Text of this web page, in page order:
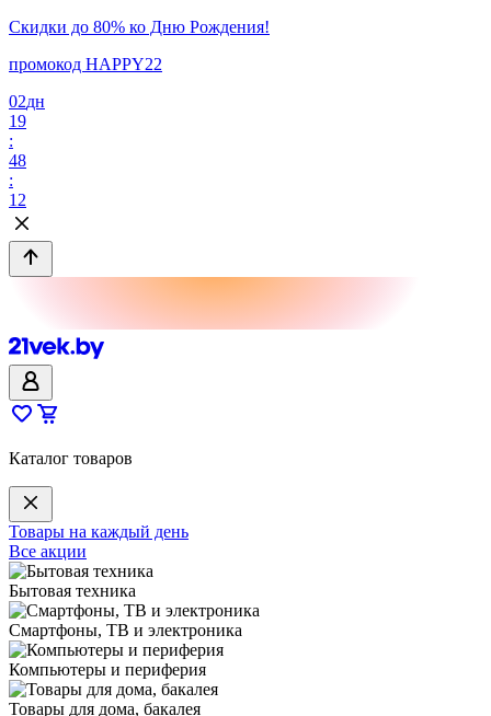
Скидки до 80% ко Дню Рождения!
промокод HAPPY22
02дн
19
:
48
:
12
Каталог товаров
Товары на каждый день
Все акции
Бытовая техника
Смартфоны, ТВ и электроника
Компьютеры и периферия
Товары для дома, бакалея